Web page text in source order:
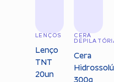
LENÇOS
Lenço
TNT
20un
CERA
Cera